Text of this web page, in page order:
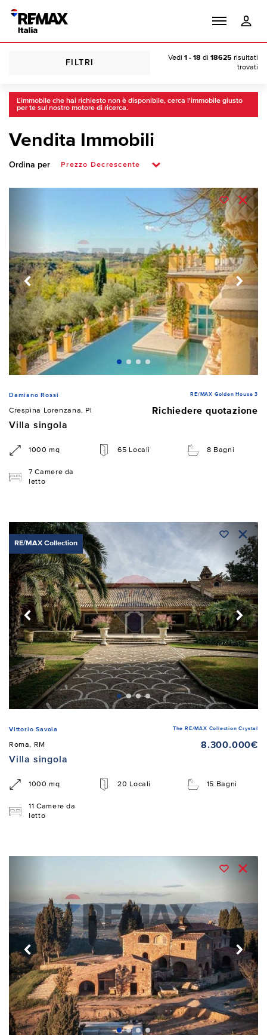
FILTRI
Vedi 1 - 18 di 18625 risultati
trovati
L'immobile che hai richiesto non è disponibile, cerca l'immobile giusto
per te sul nostro motore di ricerca.
Vendita Immobili
Ordina per
Damiano Rossi RE/MAX Golden House 3
Crespina Lorenzana, PI
Richiedere quotazione
Villa singola
1000 mq 65 Locali 8 Bagni
7 Camere da
letto
RE/MAX Collection
Vittorio Savoia The RE/MAX Collection Crystal
Roma, RM
8.300.000€
Villa singola
1000 mq 20 Locali 15 Bagni
11 Camere da
letto